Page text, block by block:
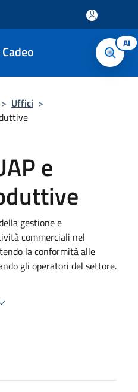
AI
> Uffici >
e
gestione e
commerciali nel
la conformità alle
gli operatori del settore.